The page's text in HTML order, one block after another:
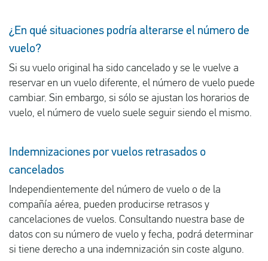
¿En qué situaciones podría alterarse el número de
vuelo?
Si su vuelo original ha sido cancelado y se le vuelve a
reservar en un vuelo diferente, el número de vuelo puede
cambiar. Sin embargo, si sólo se ajustan los horarios de
vuelo, el número de vuelo suele seguir siendo el mismo.
Indemnizaciones por vuelos retrasados o
cancelados
Independientemente del número de vuelo o de la
compañía aérea, pueden producirse retrasos y
cancelaciones de vuelos. Consultando nuestra base de
datos con su número de vuelo y fecha, podrá determinar
si tiene derecho a una indemnización sin coste alguno.